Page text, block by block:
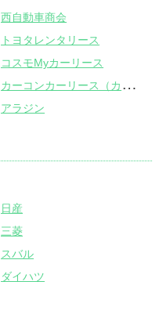
西自動車商会
トヨタレンタリース
コスモMyカーリース
カ
ーコンカーリース（カーコンビニ倶楽部）
アラジン
日産
三菱
スバル
ダイハツ